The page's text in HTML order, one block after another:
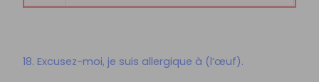
18. Excusez-moi, je suis allergique à (l’œuf).